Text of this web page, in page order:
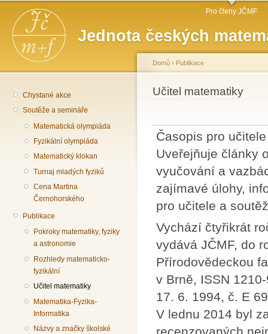
Jednota českých
Hlavní menu Pro členy JČMF
Chystané akce
Soutěže a semináře
Matematická olympiáda
Fyzikální olympiáda
Matematický klokan
Turnaj mladých fyziků
Cena Martina
Černohorského
Publikace
Pokroky matematiky, fyziky
a astronomie
Rozhledy matematicko-
fyzikální
Učitel matematiky
Matematika-Fyzika-
Informatika
Názvy a značky školské
Jste zde
Domů › Publikace
Učitel matematiky
Časopis pro
Uveřejňuje články
vyučování a
zajímavé úlohy,
pro učitele a
Vychází čtyřikrát
vydává JČMF, do
Přírodovědeckou
v Brně, ISSN
17. 6. 1994, č. E
V lednu 2014 byl
recenzovaných